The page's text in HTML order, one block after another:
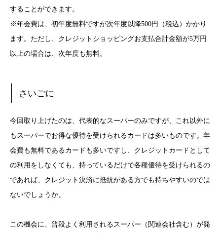
することができます。
※年会費は、初年度無料ですが次年度以降500円（税込）かかり
ます。ただし、クレジットショッピングお支払合計金額が5万円
以上の場合は、次年度も無料。
さいごに
今回取り上げたのは、代表的なスーパーのみですが、これ以外に
もスーパーでお得な優待を受けられるカードは多いものです。年
会費も無料であるカードも多いですし、クレジットカードとして
の利用をしなくても、持っているだけで各種優待を受けられるの
であれば、クレジット決済に抵抗がある方でも持ちやすいのでは
ないでしょうか。
この機会に、普段よく利用されるスーパー（関連会社含む）が発